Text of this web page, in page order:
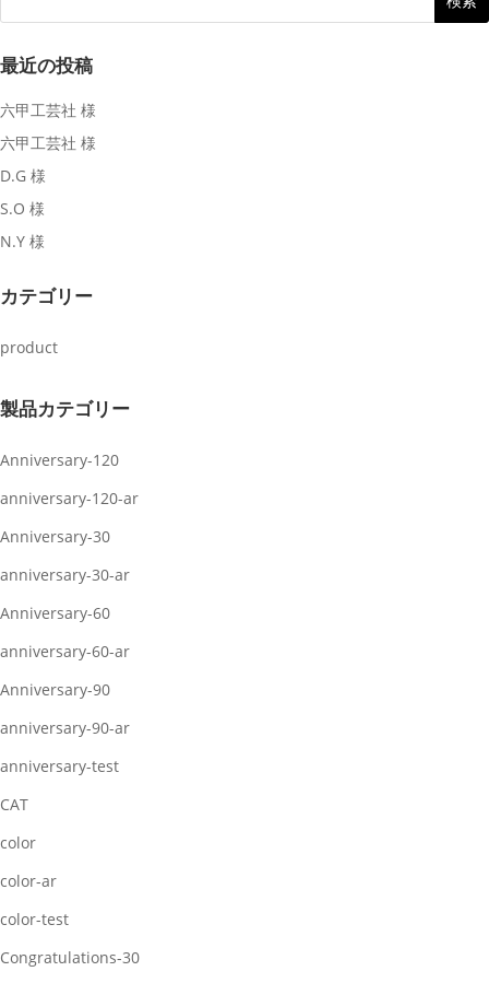
最近の投稿
六甲工芸社 様
六甲工芸社 様
D.G 様
S.O 様
N.Y 様
カテゴリー
product
製品カテゴリー
Anniversary-120
anniversary-120-ar
Anniversary-30
anniversary-30-ar
Anniversary-60
anniversary-60-ar
Anniversary-90
anniversary-90-ar
anniversary-test
CAT
color
color-ar
color-test
Congratulations-30